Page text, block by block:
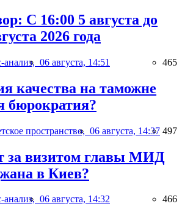
С 16:00 5 августа до
2026 года
анализ, 06 августа, 14:51 465
качества на таможне
бюрократия?
пространство, 06 августа, 14:37 497
за визитом главы МИД
в Киев?
анализ, 06 августа, 14:32 466